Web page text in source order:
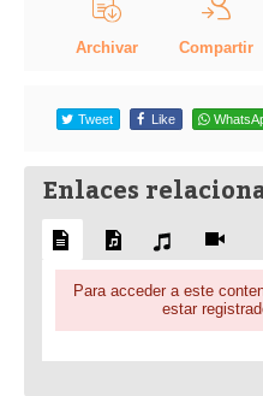
Archivar Compartir
Tweet Like
Enlaces
Para acceder a este
estar